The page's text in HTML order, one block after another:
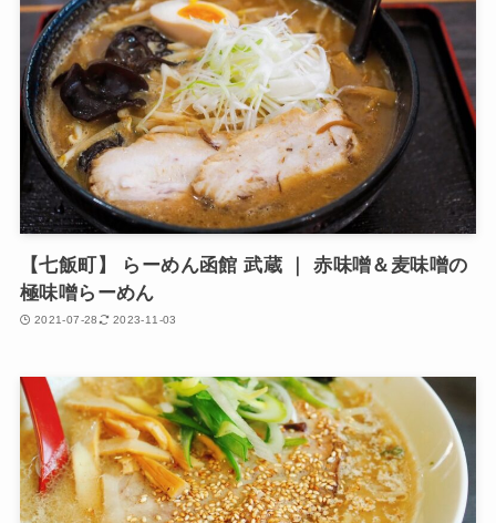
【七飯町】 らーめん函館 武蔵 ｜ 赤味噌＆麦味噌の
極味噌らーめん
2021-07-28 2023-11-03